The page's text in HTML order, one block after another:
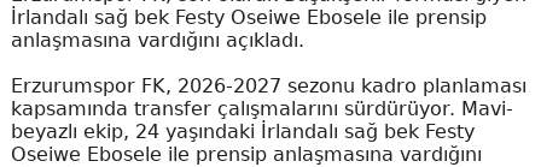
İrlandalı sağ bek Festy Oseiwe Ebosele ile prensip
anlaşmasına vardığını açıkladı.
Erzurumspor FK, 2026-2027 sezonu kadro planlaması
kapsamında transfer çalışmalarını sürdürüyor. Mavi-
beyazlı ekip, 24 yaşındaki İrlandalı sağ bek Festy
Oseiwe Ebosele ile prensip anlaşmasına vardığını